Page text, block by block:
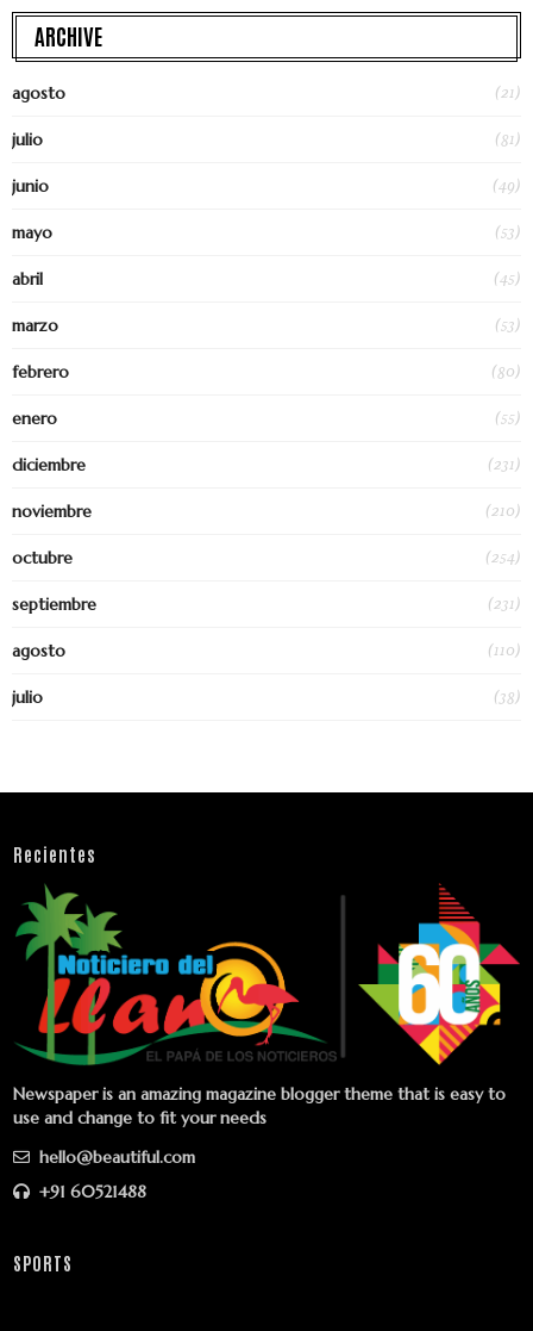
ARCHIVE
agosto (21)
julio (81)
junio (49)
mayo (53)
abril (45)
marzo (53)
febrero (80)
enero (55)
diciembre (231)
noviembre (210)
octubre (254)
septiembre (231)
agosto (110)
julio (38)
Recientes
Newspaper is an amazing magazine blogger theme that is easy to
use and change to fit your needs
hello@beautiful.com
+91 60521488
SPORTS